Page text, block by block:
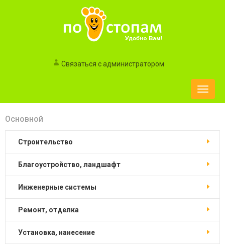
Связаться с администратором
Toggle
Основной
строительство
благоустройство, ландшафт
инженерные системы
ремонт, отделка
установка, нанесение